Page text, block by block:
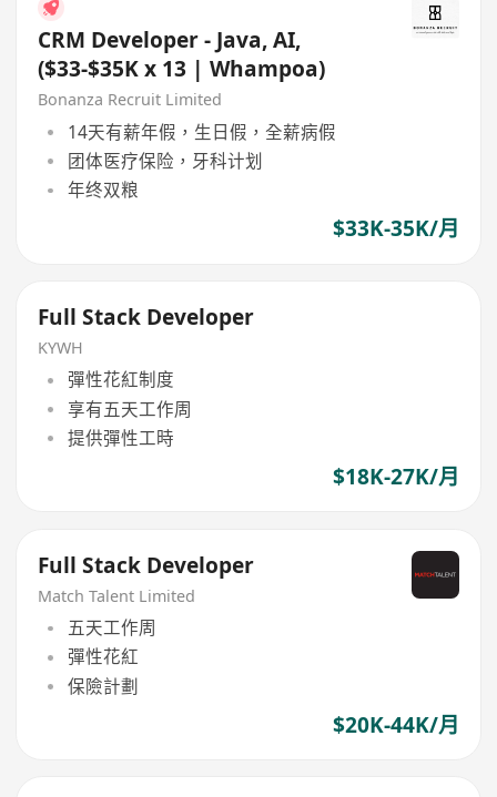
CRM Developer - Java, AI,
($33-$35K x 13 | Whampoa)
Bonanza Recruit Limited
14天有薪年假，生日假，全薪病假
团体医疗保险，牙科计划
年终双粮
$33K-35K/月
Full Stack Developer
KYWH
彈性花紅制度
享有五天工作周
提供彈性工時
$18K-27K/月
Full Stack Developer
Match Talent Limited
五天工作周
彈性花紅
保險計劃
$20K-44K/月